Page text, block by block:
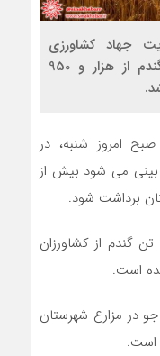
جهاد کشاورزی
شهرستان شهرضا گفت: برداشت گندم از هزار و 950
امروز شنبه، در
بینی می شود بیش از
جمشیدی افزود: تا کنون بیش از ۵۰۰ تن گندم از کشاورزان
است.
۴ هزار و ۸۰۰ هکتار جو در مزارع شهرستان
است.